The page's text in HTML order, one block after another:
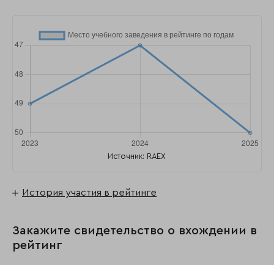
Источник: RAEX
История участия в рейтинге
Закажите свидетельство о вхождении в
рейтинг